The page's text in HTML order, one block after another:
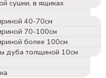
сушки, в ящиках
40-70см
70-100см
более 100см
дуба толщиной 10см